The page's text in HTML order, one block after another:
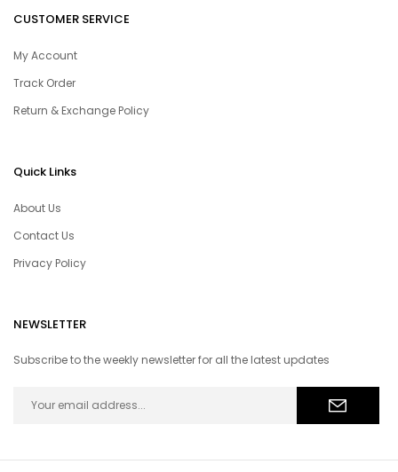
CUSTOMER SERVICE
My Account
Track Order
Return & Exchange Policy
Quick Links
About Us
Contact Us
Privacy Policy
NEWSLETTER
Subscribe to the weekly newsletter for all the latest updates